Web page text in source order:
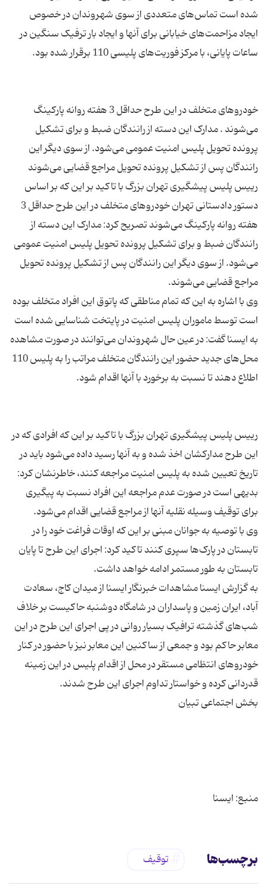
شده است تماس‌های متعددی از سوی شهروندان در خصوص
ایجاد مزاحمت‌های خیابانی برای آنها و ایجاد بار ترفیک سنگین در
خودروهای متخلف در این طرح حداقل 3 هفته روانه پارکینگ
می‌شوند . مدارک این دسته از رانندگان ضبط و برای تشکیل
پرونده تحویل پلیس امنیت عمومی می‌شود. از سوی دیگر این
رییس پلیس پیشگیری تهران بزرگ با تاکید بر این که بر اساس
دستور دادستانی تهران خودروهای متخلف در این طرح حداقل 3
هفته روانه پارکینگ می‌شوند تصریح کرد: مدارک این دسته از
رانندگان ضبط و برای تشکیل پرونده تحویل پلیس امنیت عمومی
می‌شود. از سوی دیگر این رانندگان پس از تشکیل پرونده تحویل
وی با اشاره به این که تمام مناطقی که پاتوق این افراد متخلف بوده
است توسط ماموران پلیس امنیت در پایتخت شناسایی شده است
به ایسنا گفت: در عین حال شهروندان می‌توانند در صورت مشاهده
محل‌های جدید حضور این رانندگان متخلف مراتب را به پلیس 110
رییس پلیس پیشگیری تهران بزرگ با تاکید بر این که افرادی که در
این طرح مدارکشان اخذ شده و به آنها رسید داده می‌شود باید در
تاریخ تعیین شده به پلیس امنیت مراجعه کنند، خاطرنشان کرد:
بدیهی است در صورت عدم مراجعه این افراد نسبت به پیگیری
وی با توصیه به جوانان مبنی بر این که اوقات فراغت خود را در
تابستان در پارک‌ها سپری کنند تاکید کرد: اجرای این طرح تا پایان
به گزارش ایسنا مشاهدات خبرنگار ایسنا از میدان کاج، سعادت
آباد، ایران زمین و پاسداران در شامگاه دوشنبه حاکیست بر خلاف
شب‌های گذشته ترافیک بسیار روانی در پی اجرای این طرح در این
معابر حاکم بود و جمعی از ساکنین این معابر نیز با حضور در کنار
خودروهای انتظامی مستقر در محل از اقدام پلیس در این زمینه
منبع: ایسنا
برچسب‌ها توقیف